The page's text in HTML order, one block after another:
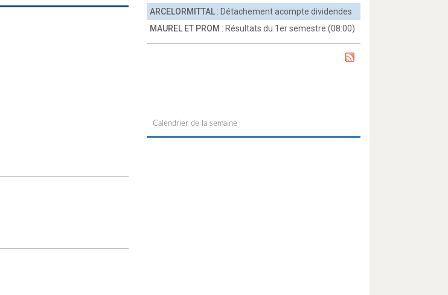
ARCELORMITTAL : Détachement acompte dividendes
MAUREL ET PROM : Résultats du 1er semestre (08:00)
Calendrier de la semaine